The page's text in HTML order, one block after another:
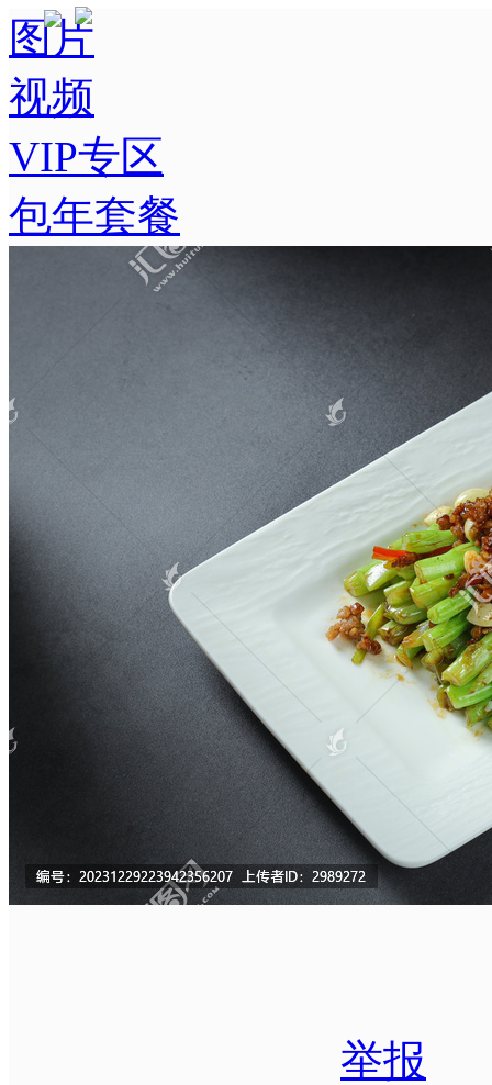
图片
视频
VIP专区
包年套餐
举报